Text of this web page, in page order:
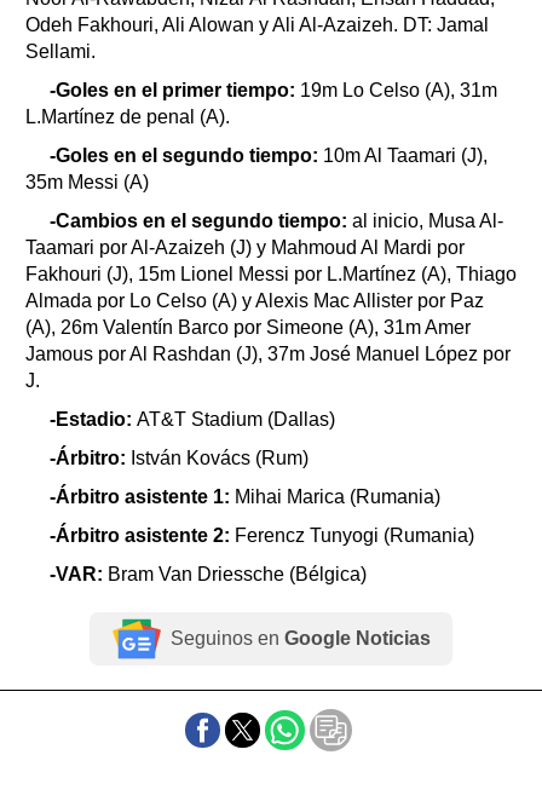
Odeh Fakhouri, Ali Alowan y Ali Al-Azaizeh. DT: Jamal
Sellami.
-Goles en el primer tiempo: 19m Lo Celso (A), 31m
L.Martínez de penal (A).
-Goles en el segundo tiempo: 10m Al Taamari (J),
35m Messi (A)
-Cambios en el segundo tiempo: al inicio, Musa Al-
Taamari por Al-Azaizeh (J) y Mahmoud Al Mardi por
Fakhouri (J), 15m Lionel Messi por L.Martínez (A), Thiago
Almada por Lo Celso (A) y Alexis Mac Allister por Paz
(A), 26m Valentín Barco por Simeone (A), 31m Amer
Jamous por Al Rashdan (J), 37m José Manuel López por
J.
-Estadio: AT&T Stadium (Dallas)
-Árbitro: István Kovács (Rum)
-Árbitro asistente 1: Mihai Marica (Rumania)
-Árbitro asistente 2: Ferencz Tunyogi (Rumania)
-VAR: Bram Van Driessche (Bélgica)
Seguinos en Google Noticias